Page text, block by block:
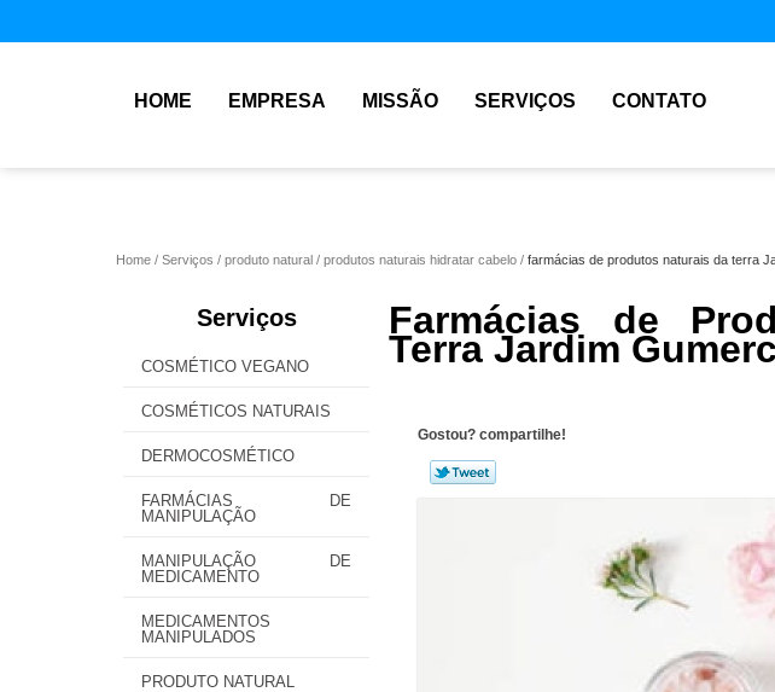
HOME EMPRESA MISSÃO SERVIÇOS CONTATO
Home Serviços produto natural produtos naturais hidratar cabelo farmácias de produtos naturais da terra
Serviços
COSMÉTICO VEGANO
COSMÉTICOS NATURAIS
DERMOCOSMÉTICO
FARMÁCIAS DE
MANIPULAÇÃO
MANIPULAÇÃO DE
MEDICAMENTO
MEDICAMENTOS
MANIPULADOS
PRODUTO NATURAL
Farmácias de
Terra Jardim
Gostou? compartilhe!